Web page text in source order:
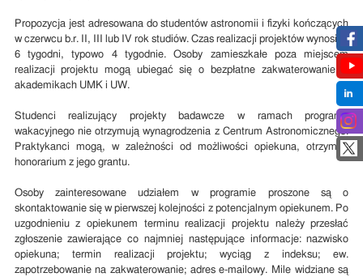
Propozycja jest adresowana do studentów astronomii i fizyki kończących
w czerwcu b.r. II, III lub IV rok studiów. Czas realizacji projektów wynosi 4-
6 tygodni, typowo 4 tygodnie. Osoby zamieszkałe poza miejscem
realizacji projektu mogą ubiegać się o bezpłatne zakwaterowanie w
akademikach UMK i UW.
Studenci realizujący projekty badawcze w ramach programu
wakacyjnego nie otrzymują wynagrodzenia z Centrum Astronomicznego.
Praktykanci mogą, w zależności od możliwości opiekuna, otrzymać
honorarium z jego grantu.
Osoby zainteresowane udziałem w programie proszone są o
skontaktowanie się w pierwszej kolejności z potencjalnym opiekunem. Po
uzgodnieniu z opiekunem terminu realizacji projektu należy przesłać
zgłoszenie zawierające co najmniej następujące informacje: nazwisko
opiekuna; termin realizacji projektu; wyciąg z indeksu; ew.
zapotrzebowanie na zakwaterowanie; adres e-mailowy. Mile widziane są